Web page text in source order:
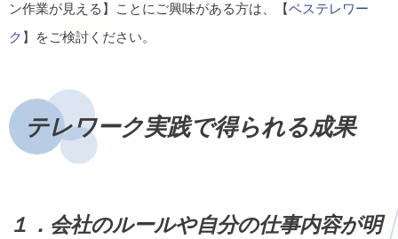
ン作業が見える】ことにご興味がある方は、【ベステレワー
ク 】をご検討ください。
テレワーク実践で得られる成果
１．会社のルールや自分の仕事内容が明